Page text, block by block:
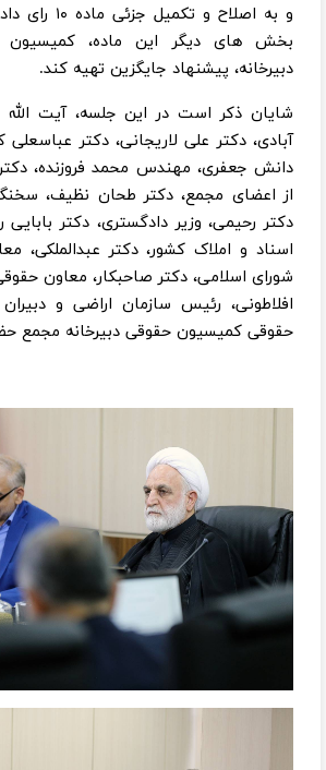
و به اصلاح و
بخش های دیگر این ماده،
دبیرخانه، پیشنهاد جایگزین تهیه کند.
شایان ذکر است در این جلسه، آیت الله
آبادی، دکتر علی لاریجانی، دکتر عباسعلی
دانش جعفری، مهندس محمد فروزنده،
از اعضای مجمع، دکتر طحان نظیف،
دکتر رحیمی، وزیر دادگستری، دکتر
اسناد و املاک کشور، دکتر عبدالملکی،
شورای اسلامی، دکتر صاحبکار، معاون
افلاطونی، رئیس سازمان اراضی و
حقوقی کمیسیون حقوقی دبیرخانه مجمع